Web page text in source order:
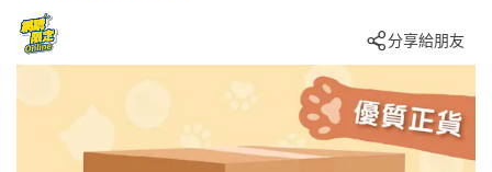
分享給朋友